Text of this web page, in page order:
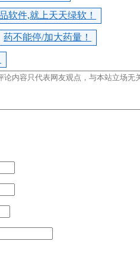
软件,就上天天绿软！
药不能停/加大药量！